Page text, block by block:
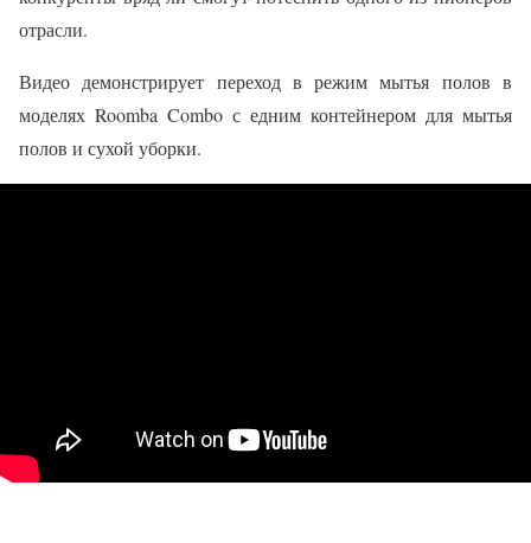
отрасли.
Видео демонстрирует переход в режим мытья полов в
моделях Roomba Combo с едним контейнером для мытья
полов и сухой уборки.